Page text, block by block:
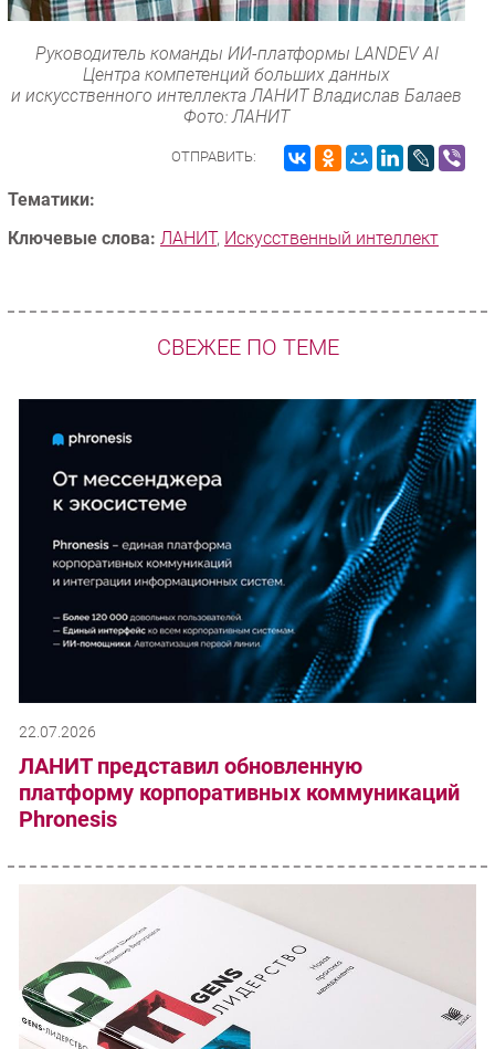
Руководитель команды ИИ-платформы LANDEV AI
Центра компетенций больших данных
и искусственного интеллекта ЛАНИТ Владислав Балаев
Фото: ЛАНИТ
ОТПРАВИТЬ:
Тематики:
Ключевые слова: ЛАНИТ, Искусственный интеллект
СВЕЖЕЕ ПО ТЕМЕ
22.07.2026
ЛАНИТ представил обновленную
платформу корпоративных коммуникаций
Phronesis